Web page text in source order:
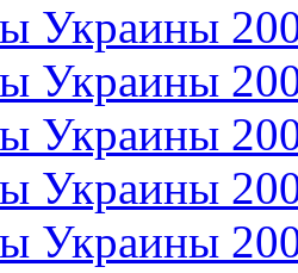
Украины
Украины
Украины
Украины
Украины